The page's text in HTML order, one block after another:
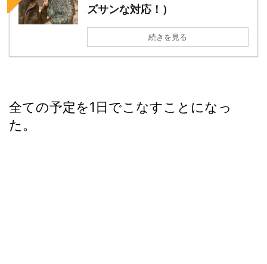
ズサンな対応！）
続きを見る
全ての予定を1日でこなすことになっ
た。